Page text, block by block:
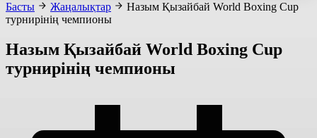
Басты Жаңалықтар
Назым Қызайбай World Boxing Cup
турнирінің чемпионы
Назым Қызайбай World Boxing Cup
турнирінің чемпионы